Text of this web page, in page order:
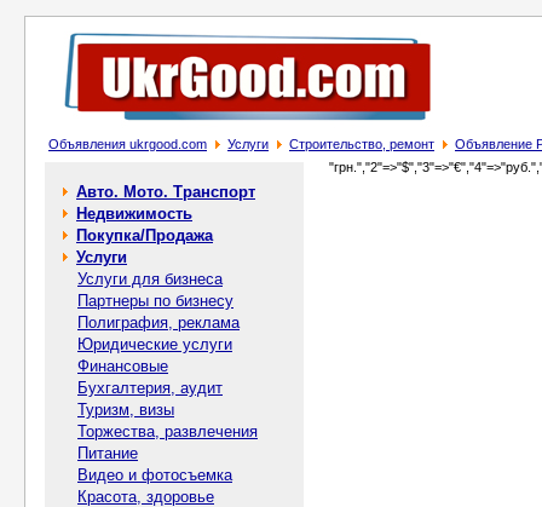
Объявления ukrgood.com Услуги Строительство, ремонт Объявление
Авто. Мото. Транспорт
Недвижимость
Покупка/Продажа
Услуги
Услуги для бизнеса
Партнеры по бизнесу
Полиграфия, реклама
Юридические услуги
Финансовые
Бухгалтерия, аудит
Туризм, визы
Торжества, развлечения
Питание
Видео и фотосъемка
Красота, здоровье